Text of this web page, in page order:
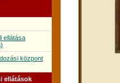
ellátása
központ
ellátások